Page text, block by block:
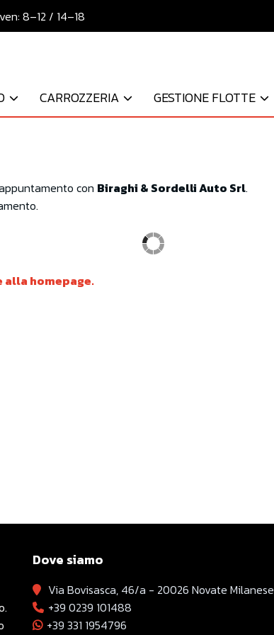
8–12 / 14–18
CARROZZERIA GESTIONE FLOTTE
con Biraghi & Sordelli Auto Srl.
alla homepage.
Dove siamo
Via Bovisasca, 46/a - 20026 Novate Milanese
+39 0239 101488
+39 331 1954796